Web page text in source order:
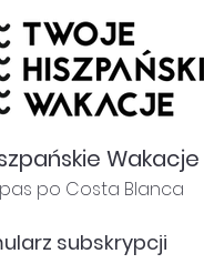
Wakacje
po Costa Blanca
subskrypcji